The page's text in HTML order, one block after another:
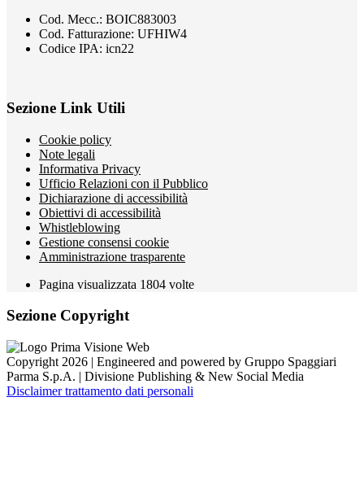
Cod. Mecc.: BOIC883003
Cod. Fatturazione: UFHIW4
Codice IPA: icn22
Sezione Link Utili
Cookie policy
Note legali
Informativa Privacy
Ufficio Relazioni con il Pubblico
Dichiarazione di accessibilità
Obiettivi di accessibilità
Whistleblowing
Gestione consensi cookie
Amministrazione trasparente
Pagina visualizzata 1804 volte
Sezione Copyright
Copyright 2026 | Engineered and powered by Gruppo Spaggiari
Parma S.p.A. | Divisione Publishing & New Social Media
Disclaimer trattamento dati personali